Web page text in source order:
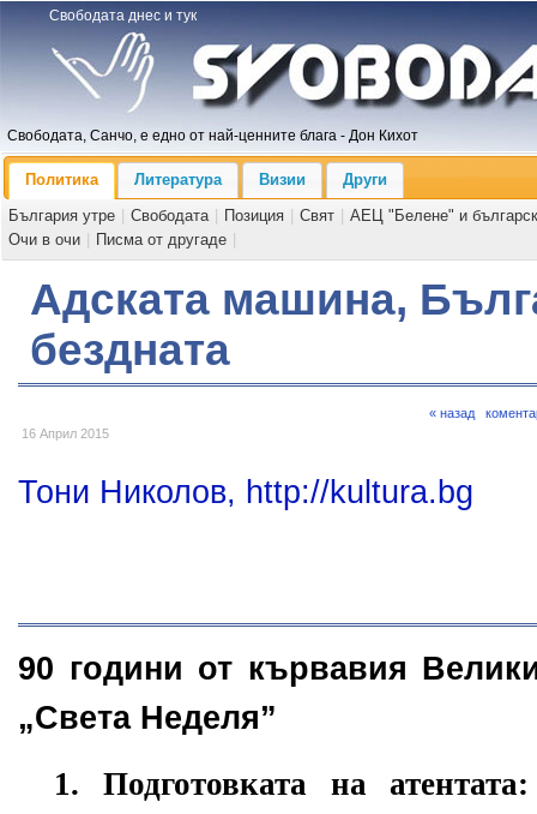
Свободата днес и тук
Свободата, Санчо, е едно от най-ценните блага - Дон Кихот
Политика Литература Визии
Други
България утре
Свободата Позиция Свят
АЕЦ "Белене" и
Очи в очи
Писма от другаде
Адската машина,
бездната
16 Април 2015
« назад
Тони Николов, http://kultura.bg
90 години от кървавия
„Света Неделя”
1. Подготовката на